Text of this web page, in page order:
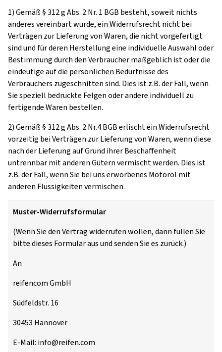
1) Gemäß § 312 g Abs. 2 Nr. 1 BGB besteht, soweit nichts
anderes vereinbart wurde, ein Widerrufsrecht nicht bei
Verträgen zur Lieferung von Waren, die nicht vorgefertigt
sind und für deren Herstellung eine individuelle Auswahl oder
Bestimmung durch den Verbraucher maßgeblich ist oder die
eindeutige auf die persönlichen Bedürfnisse des
Verbrauchers zugeschnitten sind. Dies ist z.B. der Fall, wenn
Sie speziell bedruckte Felgen oder andere individuell zu
fertigende Waren bestellen.
2) Gemäß § 312 g Abs. 2 Nr.4 BGB erlischt ein Widerrufsrecht
vorzeitig bei Verträgen zur Lieferung von Waren, wenn diese
nach der Lieferung auf Grund ihrer Beschaffenheit
untrennbar mit anderen Gütern vermischt werden. Dies ist
z.B. der Fall, wenn Sie bei uns erworbenes Motoröl mit
anderen Flüssigkeiten vermischen.
Muster-Widerrufsformular
(Wenn Sie den Vertrag widerrufen wollen, dann füllen Sie
bitte dieses Formular aus und senden Sie es zurück.)
An
reifencom GmbH
Südfeldstr. 16
30453 Hannover
E-Mail: info@reifen.com